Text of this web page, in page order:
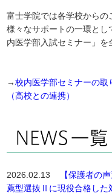
富士学院では各学校から
様々なサポートの一環と
内医学部入試セミナー」を
→校内医学部セミナーの取
（高校との連携）
2026.02.13
【保護者の
薦型選抜Ⅱに現役合格した